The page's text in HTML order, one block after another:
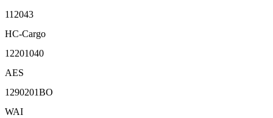
112043
HC-Cargo
12201040
AES
1290201BO
WAI